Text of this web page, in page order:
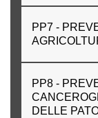
PP7 -
PP8 -
DELLE